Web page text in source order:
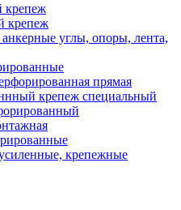
крепеж
крепеж
углы, опоры, лента,
прямая
крепеж специальный
крепежные